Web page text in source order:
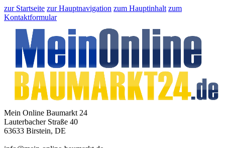
zur Startseite zur Hauptnavigation zum Hauptinhalt zum
Kontaktformular
Mein Online Baumarkt 24
Lauterbacher Straße 40
63633 Birstein, DE